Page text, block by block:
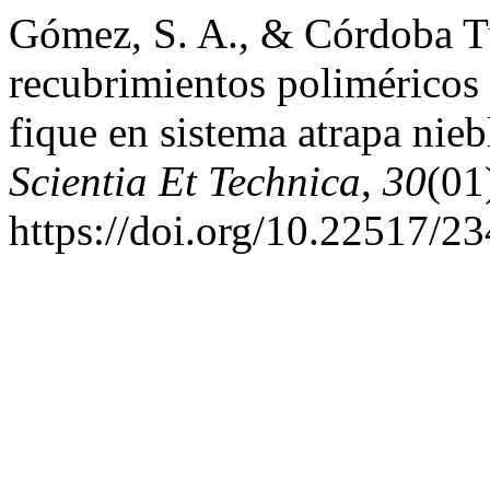
Gómez, S. A., & Córdoba
recubrimientos
fique en sistema atrapa
Scientia Et Technica, 30
https://doi.org/10.22517/